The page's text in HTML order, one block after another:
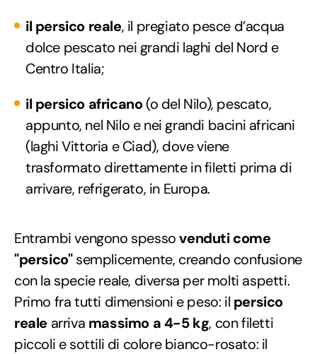
il persico reale, il pregiato pesce d’acqua
dolce pescato nei grandi laghi del Nord e
Centro Italia;
il persico africano(o del Nilo), pescato,
appunto, nel Nilo e nei grandi bacini africani
(laghi Vittoria e Ciad), dove viene
trasformato direttamente in filetti prima di
arrivare, refrigerato, in Europa.
Entrambi vengono spessovenduti come
"persico"semplicemente, creando confusione
con la specie reale, diversa per molti aspetti.
Primo fra tutti dimensioni e peso: il persico
reale arriva massimo a 4-5 kg, con filetti
piccoli e sottili di colore bianco-rosato: il